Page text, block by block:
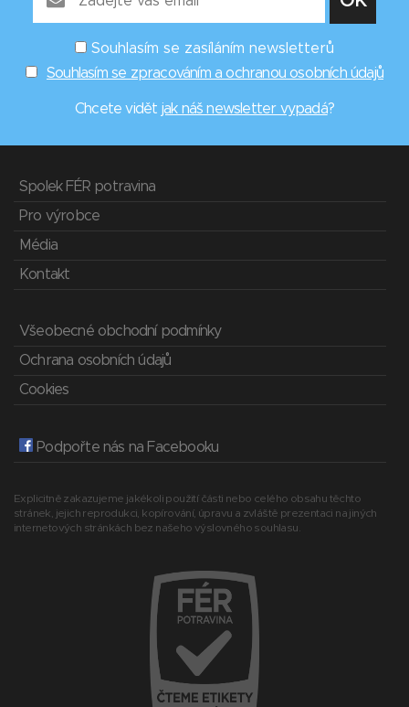
Souhlasím se zasíláním newsletterů
Souhlasím se zpracováním a ochranou osobních údajů
Chcete vidět jak náš newsletter vypadá?
Spolek FÉR potravina
Pro výrobce
Média
Kontakt
Všeobecné obchodní podmínky
Ochrana osobních údajů
Cookies
Podpořte nás na Facebooku
Explicitně zakazujeme jakékoli použití části nebo celého obsahu těchto
stránek, jejich reprodukci, kopírování, úpravu a zvláště prezentaci na jiných
internetových stránkách bez našeho výslovného souhlasu.